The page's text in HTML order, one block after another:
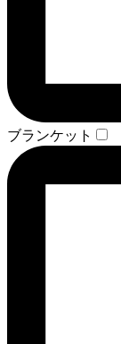
ブランケット